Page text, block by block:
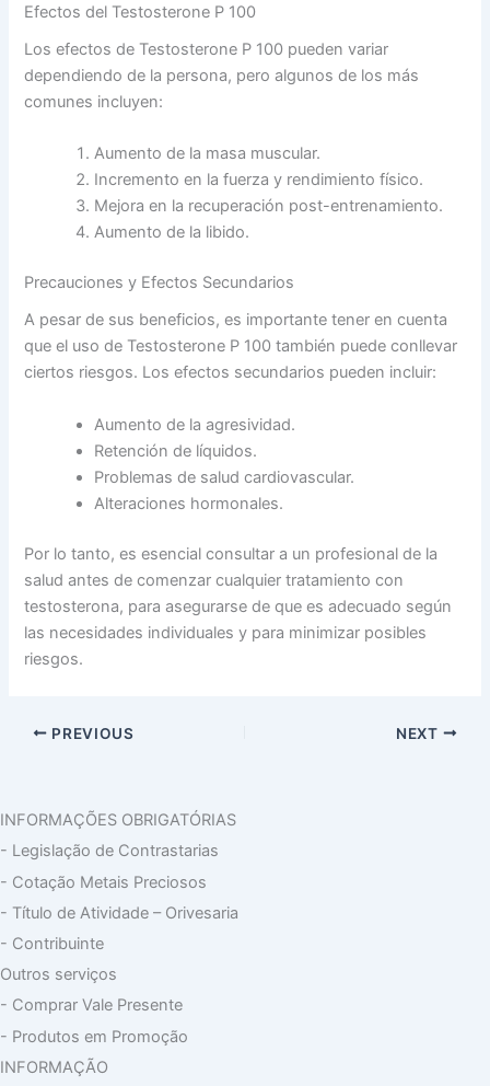
Efectos del Testosterone P 100
Los efectos de Testosterone P 100 pueden variar
dependiendo de la persona, pero algunos de los más
comunes incluyen:
Aumento de la masa muscular.
Incremento en la fuerza y rendimiento físico.
Mejora en la recuperación post-entrenamiento.
Aumento de la libido.
Precauciones y Efectos Secundarios
A pesar de sus beneficios, es importante tener en cuenta
que el uso de Testosterone P 100 también puede conllevar
ciertos riesgos. Los efectos secundarios pueden incluir:
Aumento de la agresividad.
Retención de líquidos.
Problemas de salud cardiovascular.
Alteraciones hormonales.
Por lo tanto, es esencial consultar a un profesional de la
salud antes de comenzar cualquier tratamiento con
testosterona, para asegurarse de que es adecuado según
las necesidades individuales y para minimizar posibles
riesgos.
PREVIOUS NEXT
INFORMAÇÕES OBRIGATÓRIAS
- Legislação de Contrastarias
- Cotação Metais Preciosos
- Título de Atividade – Orivesaria
- Contribuinte
Outros serviços
- Comprar Vale Presente
- Produtos em Promoção
INFORMAÇÃO